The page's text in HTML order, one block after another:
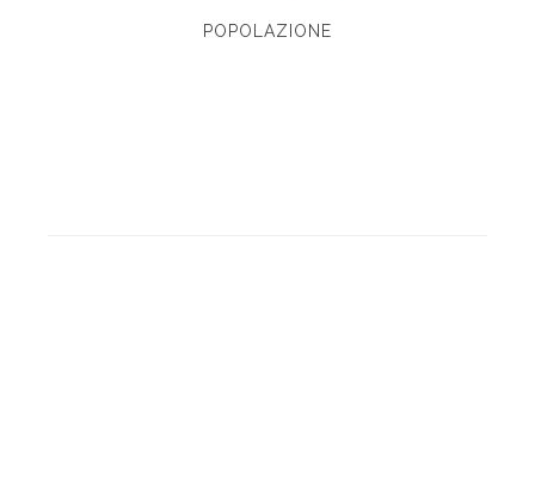
POPOLAZIONE